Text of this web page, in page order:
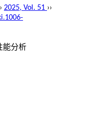
2025, Vol. 51 ››
能分析